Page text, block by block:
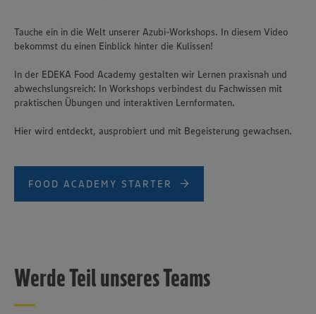
Tauche ein in die Welt unserer Azubi-Workshops. In diesem Video
bekommst du einen Einblick hinter die Kulissen!
In der EDEKA Food Academy gestalten wir Lernen praxisnah und
abwechslungsreich: In Workshops verbindest du Fachwissen mit
praktischen Übungen und interaktiven Lernformaten.
Hier wird entdeckt, ausprobiert und mit Begeisterung gewachsen.
FOOD ACADEMY STARTER
Werde Teil unseres Teams